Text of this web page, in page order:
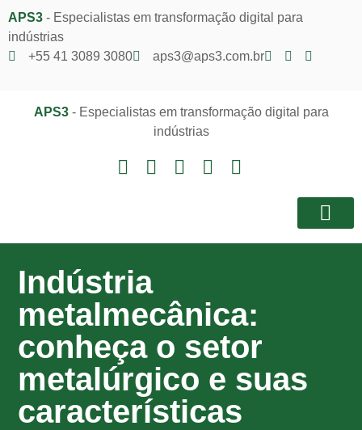
APS3 - Especialistas em transformação digital para
indústrias
+55 41 3089 3080
aps3@aps3.com.br
APS3- Especialistas em transformação digital para
indústrias
Indústria
metalmecânica:
conheça o setor
metalúrgico e suas
características